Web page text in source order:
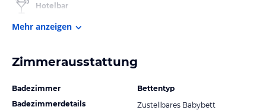
Hotelbar
Mehr anzeigen
Zimmerausstattung
Badezimmer
Badezimmerdetails
Bettentyp
Zustellbares Babybett